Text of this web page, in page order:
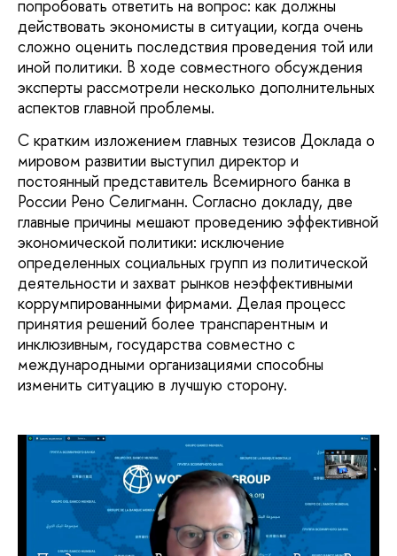
попробовать ответить на вопрос: как должны
действовать экономисты в ситуации, когда очень
сложно оценить последствия проведения той или
иной политики. В ходе совместного обсуждения
эксперты рассмотрели несколько дополнительных
аспектов главной проблемы.
С кратким изложением главных тезисов Доклада о
мировом развитии выступил директор и
постоянный представитель Всемирного банка в
России Рено Селигманн. Согласно докладу, две
главные причины мешают проведению эффективной
экономической политики: исключение
определенных социальных групп из политической
деятельности и захват рынков неэффективными
коррумпированными фирмами. Делая процесс
принятия решений более транспарентным и
инклюзивным, государства совместно с
международными организациями способны
изменить ситуацию в лучшую сторону.